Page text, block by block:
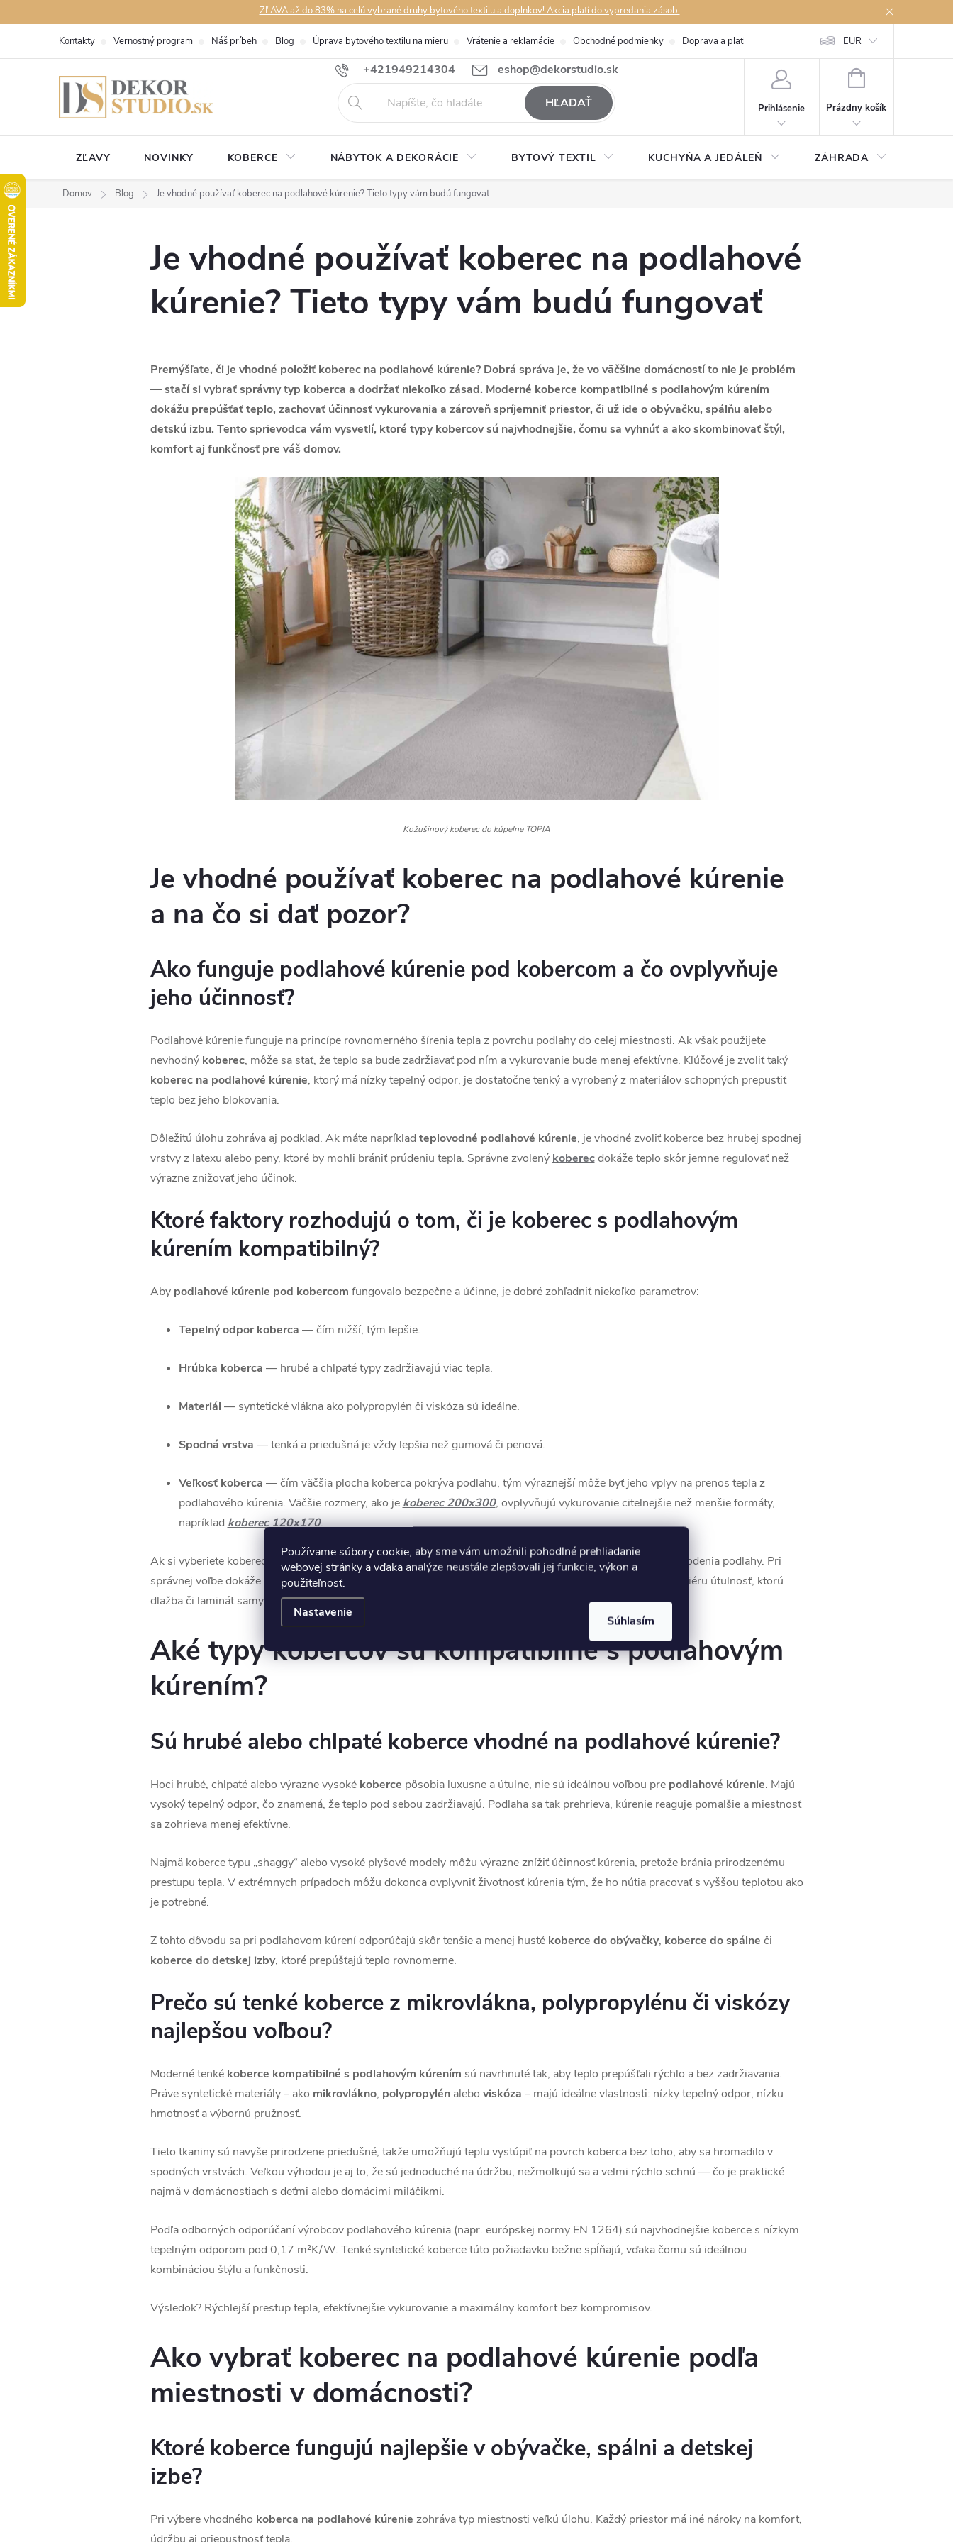
Používame súbory cookie, aby sme vám umožnili pohodlné prehliadanie
webovej stránky a vďaka analýze neustále zlepšovali jej funkcie, výkon a
použiteľnosť.
Nastavenie
Súhlasím
na
ZĽAVA až do 83% na celú vybrané druhy bytového textilu a doplnkov! Akcia platí do vypredania zásob.
+421949214304 eshop@dekorstudio.sk
Kontakty Vernostný program Náš príbeh Blog Úprava bytového textilu na mieru Vrátenie a reklamácie Obchodné podmienky Doprava a platby Podmienky ochrany osobných údajov
EUR
HĽADAŤ Prihlásenie
NÁKUPNÝ
Prázdny košík
ZĽAVY NOVINKY KOBERCE NÁBYTOK A DEKORÁCIE BYTOVÝ TEXTIL KUCHYŇA A JEDÁLEŇ ZÁHRADA
Domov Blog Je vhodné používať koberec na podlahové kúrenie? Tieto typy vám budú fungovať
Je vhodné používať koberec na podlahové
kúrenie? Tieto typy vám budú fungovať
Premýšľate, či je vhodné položiť koberec na podlahové kúrenie? Dobrá správa je, že vo väčšine domácností to nie je problém
— stačí si vybrať správny typ koberca a dodržať niekoľko zásad. Moderné koberce kompatibilné s podlahovým kúrením
dokážu prepúšťať teplo, zachovať účinnosť vykurovania a zároveň spríjemniť priestor, či už ide o obývačku, spálňu alebo
detskú izbu. Tento sprievodca vám vysvetlí, ktoré typy kobercov sú najvhodnejšie, čomu sa vyhnúť a ako skombinovať štýl,
komfort aj funkčnosť pre váš domov.
Kožušinový koberec do kúpeľne TOPIA
Je vhodné používať koberec na podlahové kúrenie
a na čo si dať pozor?
Ako funguje podlahové kúrenie pod kobercom a čo ovplyvňuje
jeho účinnosť?
Podlahové kúrenie funguje na princípe rovnomerného šírenia tepla z povrchu podlahy do celej miestnosti. Ak však použijete
nevhodný koberec, môže sa stať, že teplo sa bude zadržiavať pod ním a vykurovanie bude menej efektívne. Kľúčové je zvoliť taký
koberec na podlahové kúrenie, ktorý má nízky tepelný odpor, je dostatočne tenký a vyrobený z materiálov schopných prepustiť
teplo bez jeho blokovania.
Dôležitú úlohu zohráva aj podklad. Ak máte napríklad teplovodné podlahové kúrenie, je vhodné zvoliť koberce bez hrubej spodnej
vrstvy z latexu alebo peny, ktoré by mohli brániť prúdeniu tepla. Správne zvolený koberecdokáže teplo skôr jemne regulovať než
výrazne znižovať jeho účinok.
Ktoré faktory rozhodujú o tom, či je koberec s podlahovým
kúrením kompatibilný?
Aby podlahové kúrenie pod kobercom fungovalo bezpečne a účinne, je dobré zohľadniť niekoľko parametrov:
Tepelný odpor koberca — čím nižší, tým lepšie.
Hrúbka koberca — hrubé a chlpaté typy zadržiavajú viac tepla.
Materiál — syntetické vlákna ako polypropylén či viskóza sú ideálne.
Spodná vrstva — tenká a priedušná je vždy lepšia než gumová či penová.
Veľkosť koberca —čím väčšia plocha koberca pokrýva podlahu, tým výraznejší môže byť jeho vplyv na prenos tepla z
podlahového kúrenia. Väčšie rozmery, ako je koberec 200x300, ovplyvňujú vykurovanie citeľnejšie než menšie formáty,
napríklad koberec 120x170.
Ak si vyberiete koberec, ktorý spĺňa tieto kritériá, nemusíte sa obávať ani slabšieho výkonu kúrenia, ani poškodenia podlahy. Pri
správnej voľbe dokáže koberec dokonca zvýšiť komfort — pocitovo zohreje miestnosť rýchlejšie a dodá interiéru útulnosť, ktorú
dlažba či laminát samy o sebe nezabezpečia.
Aké typy kobercov sú kompatibilné s podlahovým
kúrením?
Sú hrubé alebo chlpaté koberce vhodné na podlahové kúrenie?
Hoci hrubé, chlpaté alebo výrazne vysoké koberce pôsobia luxusne a útulne, nie sú ideálnou voľbou pre podlahové kúrenie. Majú
vysoký tepelný odpor, čo znamená, že teplo pod sebou zadržiavajú. Podlaha sa tak prehrieva, kúrenie reaguje pomalšie a miestnosť
sa zohrieva menej efektívne.
Najmä koberce typu „shaggy“ alebo vysoké plyšové modely môžu výrazne znížiť účinnosť kúrenia, pretože bránia prirodzenému
prestupu tepla. V extrémnych prípadoch môžu dokonca ovplyvniť životnosť kúrenia tým, že ho nútia pracovať s vyššou teplotou ako
je potrebné.
Z tohto dôvodu sa pri podlahovom kúrení odporúčajú skôr tenšie a menej husté koberce do obývačky, koberce do spálne či
koberce do detskej izby, ktoré prepúšťajú teplo rovnomerne.
Prečo sú tenké koberce z mikrovlákna, polypropylénu či viskózy
najlepšou voľbou?
Moderné tenké koberce kompatibilné s podlahovým kúrením sú navrhnuté tak, aby teplo prepúšťali rýchlo a bez zadržiavania.
Práve syntetické materiály – ako mikrovlákno, polypropylénalebo viskóza – majú ideálne vlastnosti: nízky tepelný odpor, nízku
hmotnosť a výbornú pružnosť.
Tieto tkaniny sú navyše prirodzene priedušné, takže umožňujú teplu vystúpiť na povrch koberca bez toho, aby sa hromadilo v
spodných vrstvách. Veľkou výhodou je aj to, že sú jednoduché na údržbu, nežmolkujú sa a veľmi rýchlo schnú — čo je praktické
najmä v domácnostiach s deťmi alebo domácimi miláčikmi.
Podľa odborných odporúčaní výrobcov podlahového kúrenia (napr. európskej normy EN 1264) sú najvhodnejšie koberce s nízkym
tepelným odporom pod 0,17 m²K/W. Tenké syntetické koberce túto požiadavku bežne spĺňajú, vďaka čomu sú ideálnou
kombináciou štýlu a funkčnosti.
Výsledok? Rýchlejší prestup tepla, efektívnejšie vykurovanie a maximálny komfort bez kompromisov.
Ako vybrať koberec na podlahové kúrenie podľa
miestnosti v domácnosti?
Ktoré koberce fungujú najlepšie v obývačke, spálni a detskej
izbe?
Pri výbere vhodného koberca na podlahové kúrenie zohráva typ miestnosti veľkú úlohu. Každý priestor má iné nároky na komfort,